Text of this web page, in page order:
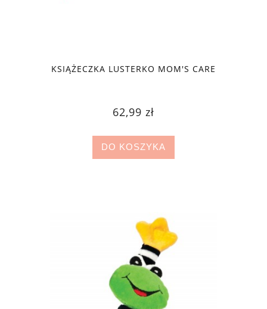
KSIĄŻECZKA LUSTERKO MOM'S CARE
62,99 zł
DO KOSZYKA